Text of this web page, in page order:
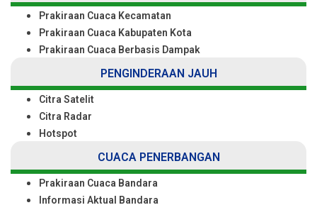
Prakiraan Cuaca Kecamatan
Prakiraan Cuaca Kabupaten Kota
Prakiraan Cuaca Berbasis Dampak
PENGINDERAAN JAUH
Citra Satelit
Citra Radar
Hotspot
CUACA PENERBANGAN
Prakiraan Cuaca Bandara
Informasi Aktual Bandara